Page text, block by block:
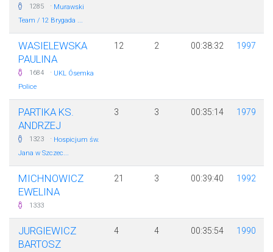
1285 · Murawski
Team / 12 Brygada ...
WASIELEWSKA
PAULINA
1684 · UKL Ósemka
Police
12 2 00:38:32 1997
PARTIKA KS.
ANDRZEJ
1323 · Hospicjum św.
Jana w Szczec...
3 3 00:35:14 1979
MICHNOWICZ
EWELINA
1333
21 3 00:39:40 1992
JURGIEWICZ
BARTOSZ
4 4 00:35:54 1990